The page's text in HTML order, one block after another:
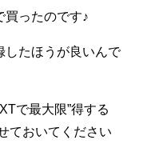
買ったのです♪
したほうが良いんで
で最大限”得する
ておいてください